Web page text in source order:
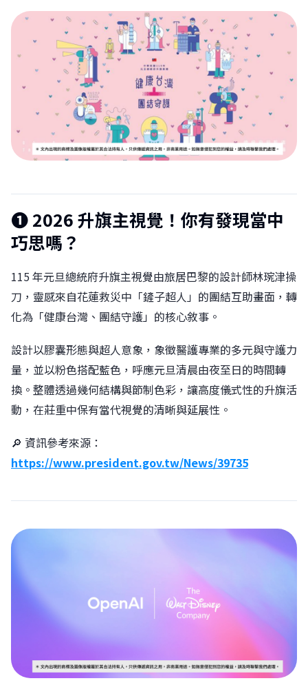
❶ 2026 升旗主視覺！你有發現當中
巧思嗎？
115 年元旦總統府升旗主視覺由旅居巴黎的設計師林琬津操
刀，靈感來自花蓮救災中「鏟子超人」的團結互助畫面，轉
化為「健康台灣、團結守護」的核心敘事。
設計以膠囊形態與超人意象，象徵醫護專業的多元與守護力
量，並以粉色搭配藍色，呼應元旦清晨由夜至日的時間轉
換。整體透過幾何結構與節制色彩，讓高度儀式性的升旗活
動，在莊重中保有當代視覺的清晰與延展性。
🔎 資訊參考來源：
https://www.president.gov.tw/News/39735